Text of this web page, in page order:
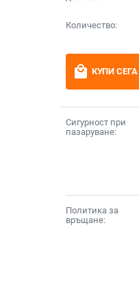
Количество:
local_mall КУПИ СЕГА
Сигурност при
пазаруване:
Политика за
връщане: